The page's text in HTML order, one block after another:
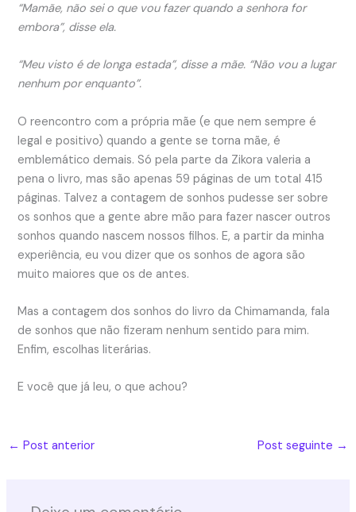
“Mamãe, não sei o que vou fazer quando a senhora for
embora”, disse ela.
“Meu visto é de longa estada”, disse a mãe. “Não vou a lugar
nenhum por enquanto”.
O reencontro com a própria mãe (e que nem sempre é
legal e positivo) quando a gente se torna mãe, é
emblemático demais. Só pela parte da Zikora valeria a
pena o livro, mas são apenas 59 páginas de um total 415
páginas. Talvez a contagem de sonhos pudesse ser sobre
os sonhos que a gente abre mão para fazer nascer outros
sonhos quando nascem nossos filhos. E, a partir da minha
experiência, eu vou dizer que os sonhos de agora são
muito maiores que os de antes.
Mas a contagem dos sonhos do livro da Chimamanda, fala
de sonhos que não fizeram nenhum sentido para mim.
Enfim, escolhas literárias.
E você que já leu, o que achou?
← Post anterior Post seguinte →